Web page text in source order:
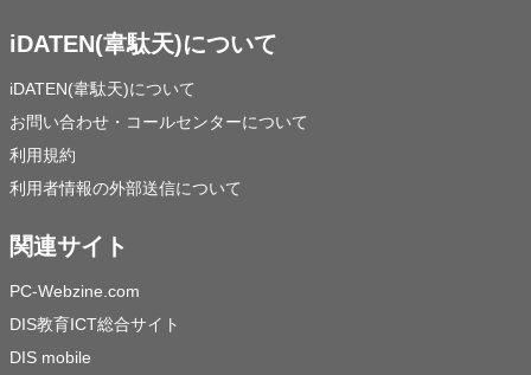
iDATEN(韋駄天)について
iDATEN(韋駄天)について
お問い合わせ・コールセンターについて
利用規約
利用者情報の外部送信について
関連サイト
PC-Webzine.com
DIS教育ICT総合サイト
DIS mobile